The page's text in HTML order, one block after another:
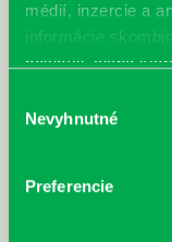
médií, inzercie a
informácie
poskytli, alebo
súhlasu
Nevyhnutné
Preferencie
Prvá biografia
cyklistu modernej doby: